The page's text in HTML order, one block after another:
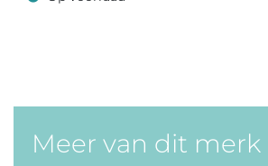
Op voorraad
Meer van dit merk